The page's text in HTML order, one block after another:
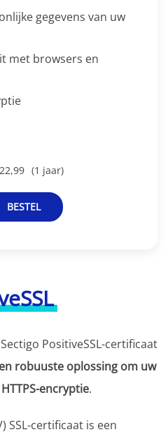
PositiveSSL-certificaat
robuuste oplossing om uw
encryptie.
SSL-certificaat is een
gegevens van uw
met browsers en
(1 jaar)
BESTEL